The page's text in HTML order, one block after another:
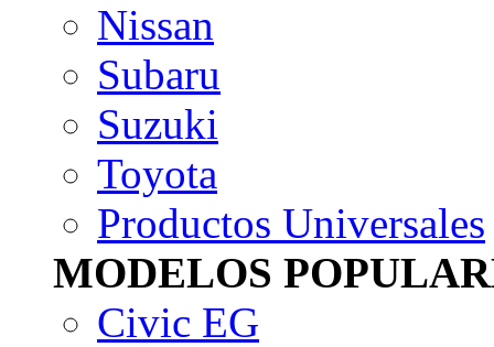
Nissan
Subaru
Suzuki
Toyota
Productos Universales
MODELOS
Civic EG